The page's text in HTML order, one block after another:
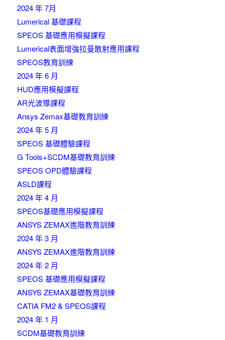
2024 年 7月
Lumerical 基礎課程
SPEOS 基礎應用模擬課程
Lumerical表面增強拉曼散射應用課程
SPEOS教育訓練
2024 年 6 月
HUD應用模擬課程
AR光波導課程
Ansys Zemax基礎教育訓練
2024 年 5 月
SPEOS 基礎體驗課程
G Tools+SCDM基礎教育訓練
SPEOS OPD體驗課程
ASLD課程
2024 年 4 月
SPEOS基礎應用模擬課程
ANSYS ZEMAX進階教育訓練
2024 年 3 月
ANSYS ZEMAX進階教育訓練
2024 年 2 月
SPEOS 基礎應用模擬課程
ANSYS ZEMAX基礎教育訓練
CATIA FM2 & SPEOS課程
2024 年 1 月
SCDM基礎教育訓練